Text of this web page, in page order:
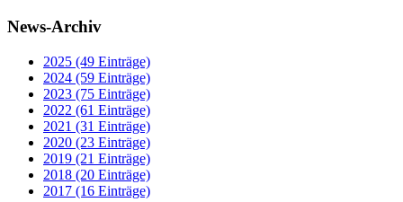
News-Archiv
2025 (49 Einträge)
2024 (59 Einträge)
2023 (75 Einträge)
2022 (61 Einträge)
2021 (31 Einträge)
2020 (23 Einträge)
2019 (21 Einträge)
2018 (20 Einträge)
2017 (16 Einträge)